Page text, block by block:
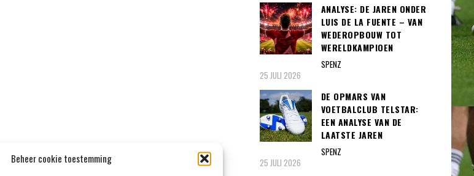
Beheer cookie toestemming
ANALYSE: DE JAREN ONDER
LUIS DE LA FUENTE – VAN
WEDEROPBOUW TOT
WERELDKAMPIOEN
SPENZ
25 JULI 2026
DE OPMARS VAN
VOETBALCLUB TELSTAR:
EEN ANALYSE VAN DE
LAATSTE JAREN
SPENZ
25 JULI 2026